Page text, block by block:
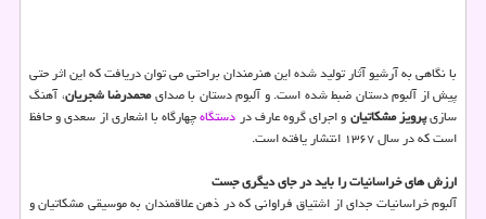
با نگاهی به آرشیو آثار تولید شده این هنرمندان براحتی می توان دریافت كه این اثر حتی
پیش از آلبوم دستان ضبط شده است. و آلبوم دستان با صدایمحمدرضا شجریان، آهنگ
سازیپرویز مشكاتیانو اجرای گروه عارف دردستگاهچهارگاه با اشعاری از سعدی و حافظ
است كه در سال ۱۳۶۷ انتشار یافته است.
ارزش های خراسانیات را باید در جای دیگری جست
آلبوم خراسانیات جدای از اشتیاق فراوانی كه در ذهن علاقمندان به موسیقی مشكاتیان و